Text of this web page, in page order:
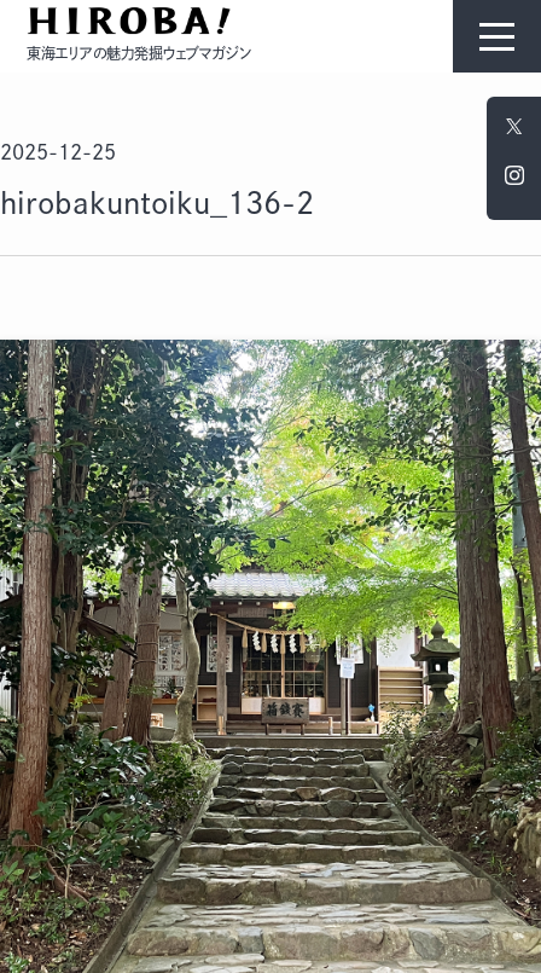
東海エリアの魅力発掘ウェブマガジン
コンテンツ
モノ ひと
季節・まち まち・スポット
ノスタルジック
さんぽ
体験
本・まち 自転車・まち
2025-12-25
hirobakuntoiku_136-2